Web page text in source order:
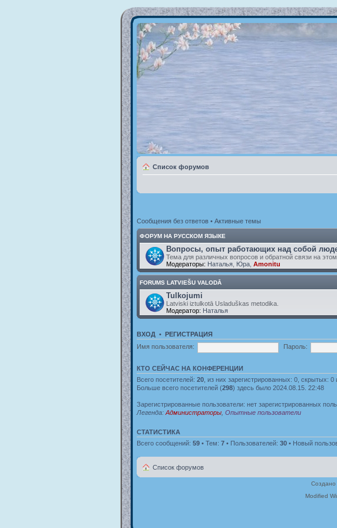
Список форумов
Сообщения без ответов• Активные темы
ФОРУМ НА РУССКОМ ЯЗЫКЕ
Вопросы, опыт работающих над собой
Тема для различных вопросов и обратной связи на
Модераторы: Наталья, Юра, Amonitu
FORUMS LATVIEŠU VALODĀ
Tulkojumi
Latviski iztulkotā Usladuškas metodika.
Модератор: Наталья
ВХОД• РЕГИСТРАЦИЯ
Имя пользователя:
Пароль:
КТО СЕЙЧАС НА КОНФЕРЕНЦИИ
Всего посетителей: 20, из них зарегистрированных: 0, скрытых: 0
Больше всего посетителей (298) здесь было 2024.08.15. 22:48
Зарегистрированные пользователи: нет зарегистрированных
Легенда: Администраторы, Опытные пользователи
СТАТИСТИКА
Всего сообщений: 59• Тем: 7• Пользователей: 30• Новый
Список форумов
Создано
Modified